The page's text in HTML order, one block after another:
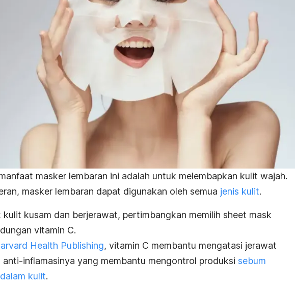
masker lembaran ini adalah untuk melembapkan kulit wajah.
masker lembaran dapat digunakan oleh semua jenis kulit.
kulit kusam dan berjerawat, pertimbangkan memilih sheet mask
vitamin C.
Health Publishing, vitamin C membantu mengatasi jerawat
anti-inflamasinya yang membantu mengontrol produksi sebum
kulit.